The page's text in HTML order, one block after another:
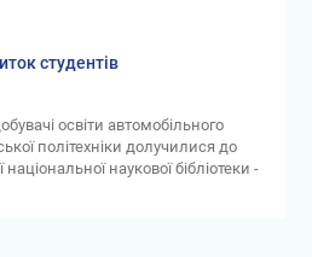
студентів
освіти автомобільного
політехніки долучилися до
наукової бібліотеки -